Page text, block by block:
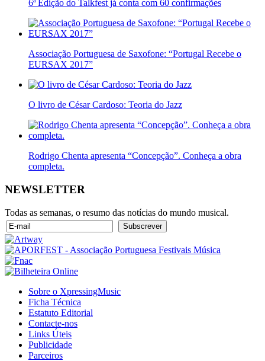
6ª Edição do Talkfest já conta com 60 confirmações
Associação Portuguesa de Saxofone: “Portugal Recebe o
EURSAX 2017”
O livro de César Cardoso: Teoria do Jazz
Rodrigo Chenta apresenta “Concepção”. Conheça a obra
completa.
NEWSLETTER
Todas as semanas, o resumo das notícias do mundo musical.
Sobre o XpressingMusic
Ficha Técnica
Estatuto Editorial
Contacte-nos
Links Úteis
Publicidade
Parceiros